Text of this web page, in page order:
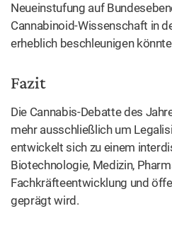
Neueinstufung auf
Cannabinoid-Wissenschaft in
erheblich beschleunigen
Fazit
Die Cannabis-Debatte des
mehr ausschließlich um
entwickelt sich zu einem
Biotechnologie, Medizin,
Fachkräfteentwicklung und
geprägt wird.